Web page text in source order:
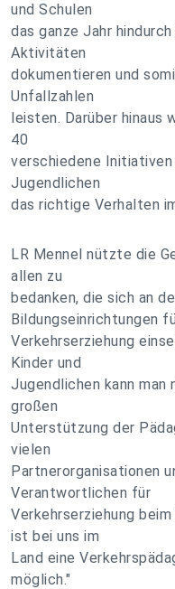
und Schulen
das ganze Jahr
Aktivitäten
dokumentieren und
Unfallzahlen
leisten. Darüber hinaus
40
verschiedene Initiativen
Jugendlichen
das richtige Verhalten
LR Mennel nützte die
allen zu
bedanken, die sich an
Bildungseinrichtungen
Verkehrserziehung
Kinder und
Jugendlichen kann man
großen
Unterstützung der
vielen
Partnerorganisationen
Verantwortlichen für
Verkehrserziehung
ist bei uns im
Land eine
möglich."